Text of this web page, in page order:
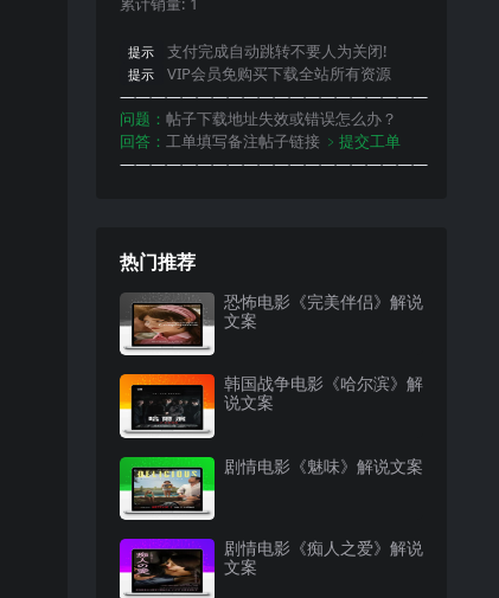
提示 支付完成自动跳转不要人为关闭!
提示
VIP会员免购买下载全站所有资源
————————————————————
问题： 帖子下载地址失效或错误怎么办？
回答： 工单填写备注帖子链接 ﹥提交工单
————————————————————
热门推荐
恐怖电影《完美伴侣》解说
文案
韩国战争电影《哈尔滨》解
说文案
剧情电影《魅味》解说文案
剧情电影《痴人之爱》解说
文案